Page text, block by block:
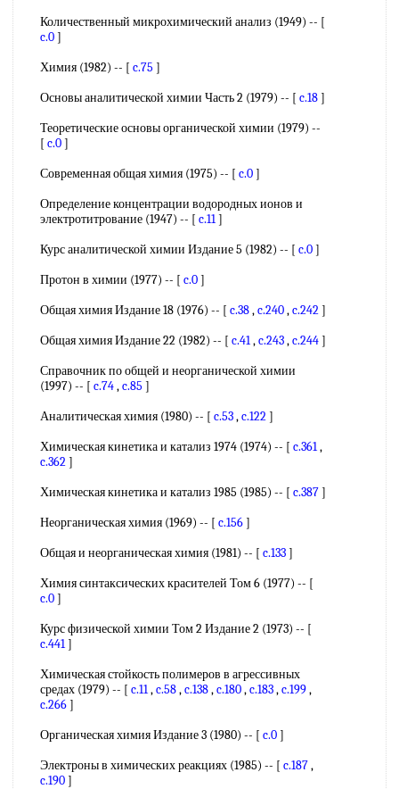
Количественный микрохимический анализ (1949) -- [
c.0]
Химия (1982) -- [ c.75 ]
Основы аналитической химии Часть 2 (1979) -- [ c.18]
Теоретические основы органической химии (1979) --
[ c.0]
Современная общая химия (1975) -- [ c.0]
Определение концентрации водородных ионов и
электротитрование (1947) -- [ c.11]
Курс аналитической химии Издание 5 (1982) -- [ c.0]
Протон в химии (1977) -- [ c.0]
Общая химия Издание 18 (1976) -- [ c.38,c.240,c.242]
Общая химия Издание 22 (1982) -- [ c.41,c.243,c.244]
Справочник по общей и неорганической химии
(1997) -- [ c.74,c.85 ]
Аналитическая химия (1980) -- [ c.53,c.122]
Химическая кинетика и катализ 1974 (1974) -- [ c.361,
c.362]
Химическая кинетика и катализ 1985 (1985) -- [ c.387]
Неорганическая химия (1969) -- [ c.156]
Общая и неорганическая химия (1981) -- [ c.133]
Химия синтаксических красителей Том 6 (1977) -- [
c.0]
Курс физической химии Том 2 Издание 2 (1973) -- [
c.441]
Химическая стойкость полимеров в агрессивных
средах (1979) -- [ c.11,c.58,c.138,c.180,c.183,c.199,
c.266]
Органическая химия Издание 3 (1980) -- [ c.0]
Электроны в химических реакциях (1985) -- [ c.187,
c.190]